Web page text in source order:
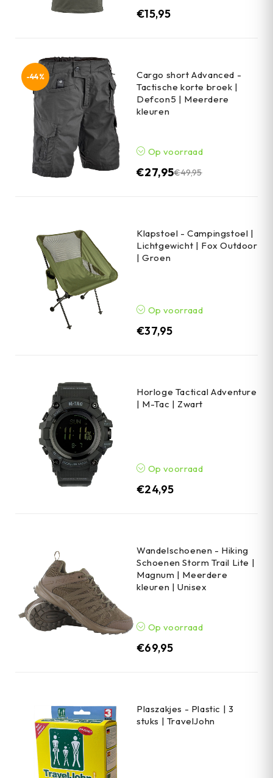
€15,95
-44%
Cargo short Advanced -
Tactische korte broek |
Defcon5 | Meerdere
kleuren
Op voorraad
€49,95
€27,95
Klapstoel - Campingstoel |
Lichtgewicht | Fox Outdoor
| Groen
Op voorraad
€37,95
Horloge Tactical Adventure
| M-Tac | Zwart
Op voorraad
€24,95
Wandelschoenen - Hiking
Schoenen Storm Trail Lite |
Magnum | Meerdere
kleuren | Unisex
Op voorraad
€69,95
Plaszakjes - Plastic | 3
stuks | TravelJohn